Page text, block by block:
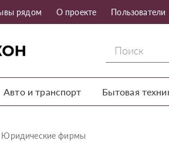
рядом О проекте Пользователи
Авто и транспорт Бытовая
Юридические фирмы